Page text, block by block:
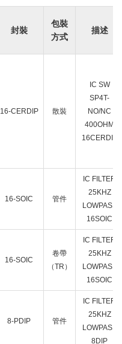
封裝
包裝
方式
描述
16-CERDIP 散裝
IC SW
SP4T-
NO/NC
400OHM
16CERDIP
16-SOIC 管件
IC FILTER
25KHZ
LOWPASS
16SOIC
16-SOIC
卷帶
（TR）
IC FILTER
25KHZ
LOWPASS
16SOIC
8-PDIP 管件
IC FILTER
25KHZ
LOWPASS
8DIP